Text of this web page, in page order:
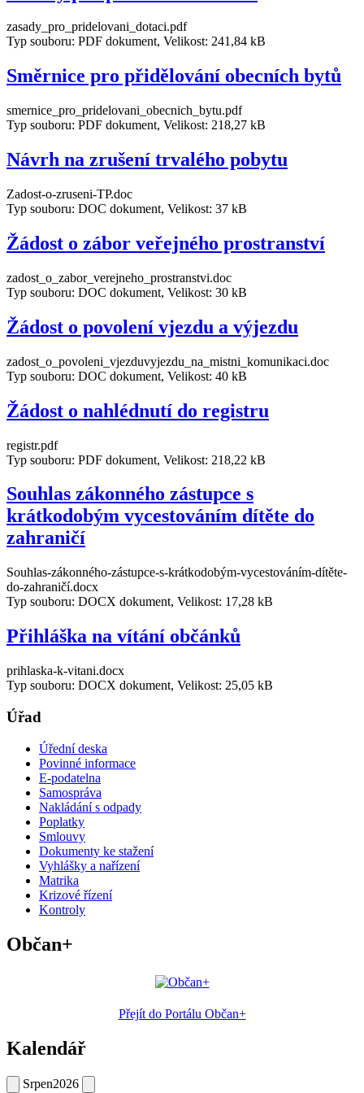
zasady_pro_pridelovani_dotaci.pdf
Typ souboru: PDF dokument, Velikost: 241,84 kB
Směrnice pro přidělování obecních bytů
smernice_pro_pridelovani_obecnich_bytu.pdf
Typ souboru: PDF dokument, Velikost: 218,27 kB
Návrh na zrušení trvalého pobytu
Zadost-o-zruseni-TP.doc
Typ souboru: DOC dokument, Velikost: 37 kB
Žádost o zábor veřejného prostranství
zadost_o_zabor_verejneho_prostranstvi.doc
Typ souboru: DOC dokument, Velikost: 30 kB
Žádost o povolení vjezdu a výjezdu
zadost_o_povoleni_vjezduvyjezdu_na_mistni_komunikaci.doc
Typ souboru: DOC dokument, Velikost: 40 kB
Žádost o nahlédnutí do registru
registr.pdf
Typ souboru: PDF dokument, Velikost: 218,22 kB
Souhlas zákonného zástupce s
krátkodobým vycestováním dítěte do
zahraničí
Souhlas-zákonného-zástupce-s-krátkodobým-vycestováním-dítěte-
do-zahraničí.docx
Typ souboru: DOCX dokument, Velikost: 17,28 kB
Přihláška na vítání občánků
prihlaska-k-vitani.docx
Typ souboru: DOCX dokument, Velikost: 25,05 kB
Úřad
Úřední deska
Povinné informace
E-podatelna
Samospráva
Nakládání s odpady
Poplatky
Smlouvy
Dokumenty ke stažení
Vyhlášky a nařízení
Matrika
Krizové řízení
Kontroly
Občan+
Přejít do Portálu Občan+
Kalendář
Srpen2026